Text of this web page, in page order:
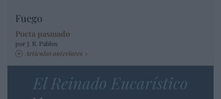
Fuego
Poeta pasmado
por J. R. Pablos
Artículos anteriores
El Reinado Eucarístico